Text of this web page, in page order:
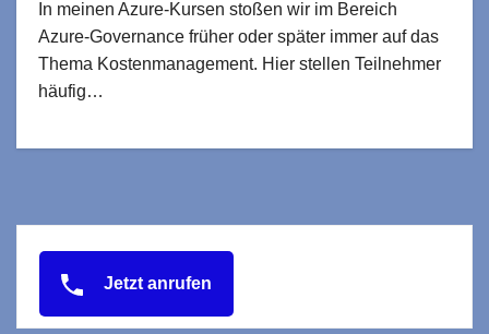
In meinen Azure-Kursen stoßen wir im Bereich
Azure-Governance früher oder später immer auf das
Thema Kostenmanagement. Hier stellen Teilnehmer
häufig…
Jetzt anrufen